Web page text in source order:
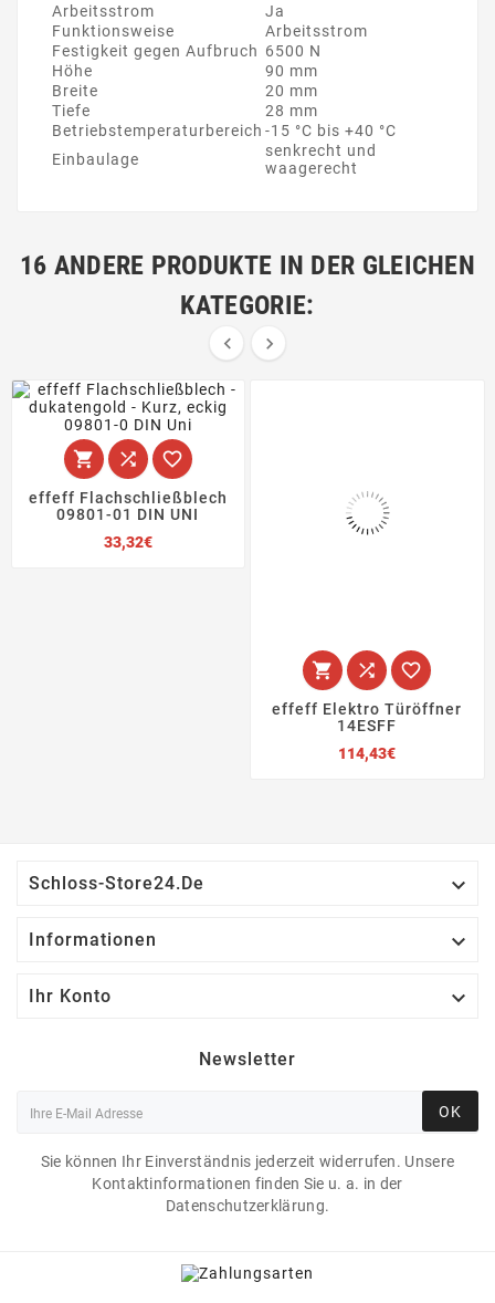
Arbeitsstrom
Ja
Funktionsweise
Arbeitsstrom
Festigkeit gegen Aufbruch 6500 N
Höhe
90 mm
Breite
20 mm
Tiefe
28 mm
Betriebstemperaturbereich -15 °C bis +40 °C
Einbaulage
senkrecht und
waagerecht
16 ANDERE PRODUKTE IN DER GLEICHEN
KATEGORIE:
 
  
effeff Flachschließblech
09801-01 DIN UNI
33,32€Preis
  
effeff Elektro Türöffner
14ESFF
114,43€Preis
Schloss-Store24.de 
Informationen 
Ihr Konto 
Newsletter
OK
Sie können Ihr Einverständnis jederzeit widerrufen. Unsere
Kontaktinformationen finden Sie u. a. in der
Datenschutzerklärung.